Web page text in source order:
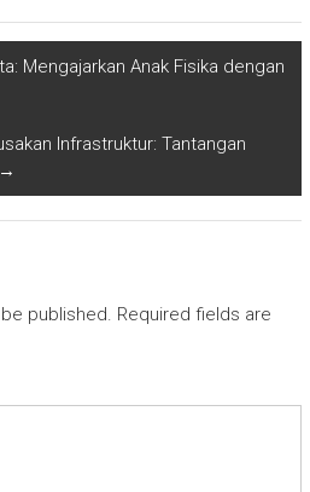
Mengajarkan Anak Fisika dengan
Infrastruktur: Tantangan
→
published. Required fields are